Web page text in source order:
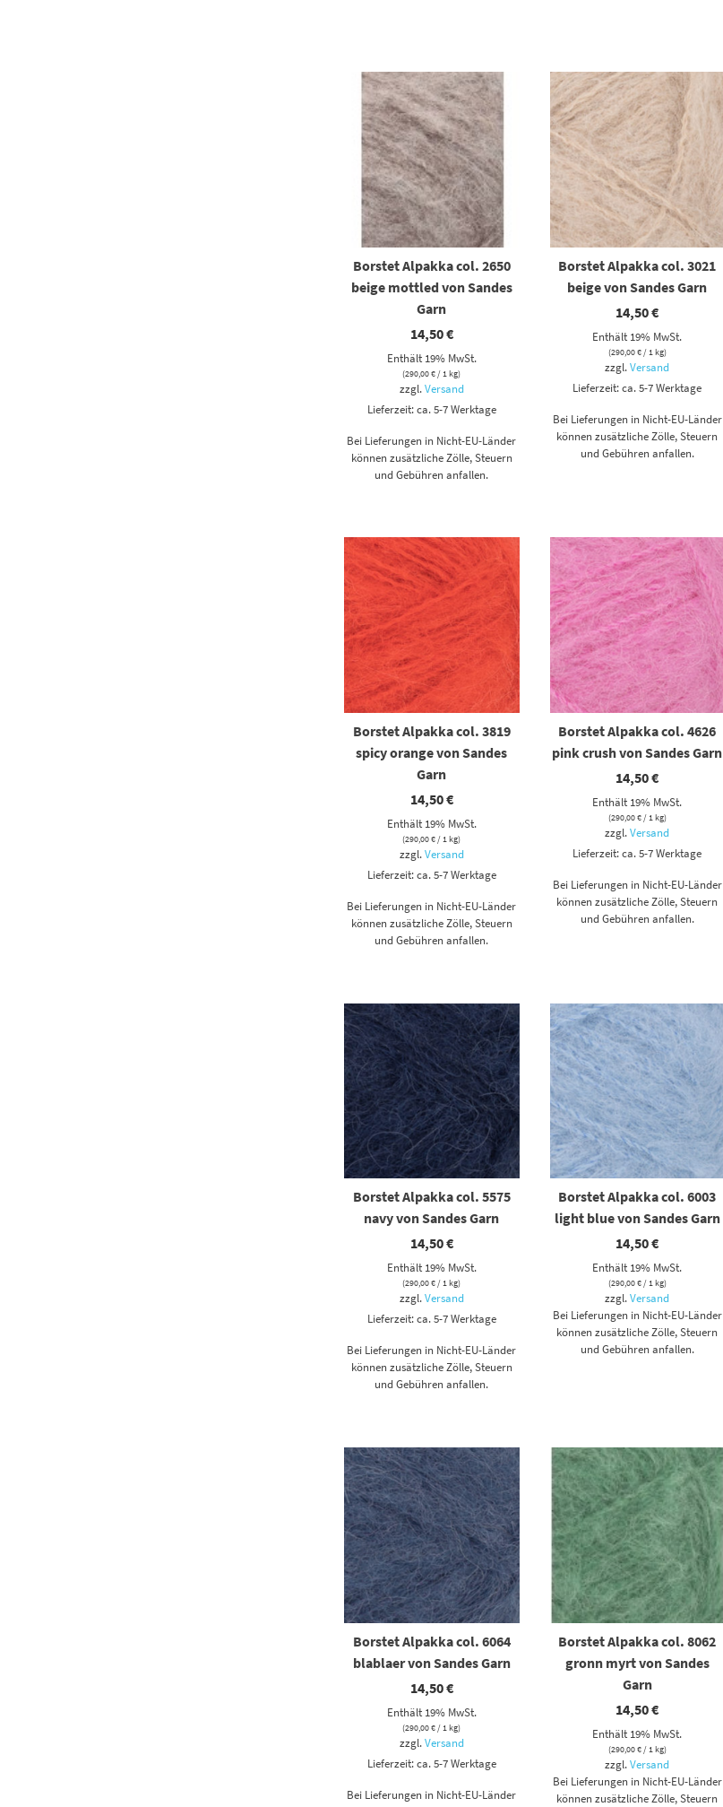
Borstet Alpakka col. 2650
beige mottled von Sandes
Garn
14,50€
Enthält 19% MwSt.
(290,00€ / 1 kg)
zzgl.Versand
Lieferzeit: ca. 5-7 Werktage
Bei Lieferungen in Nicht-EU-Länder
können zusätzliche Zölle, Steuern
und Gebühren anfallen.
Borstet Alpakka col. 3021
beige von Sandes Garn
14,50€
Enthält 19% MwSt.
(290,00€/ 1 kg)
zzgl.Versand
Lieferzeit: ca. 5-7 Werktage
Bei Lieferungen in Nicht-EU-Länder
können zusätzliche Zölle, Steuern
und Gebühren anfallen.
Borstet Alpakka col. 3819
spicy orange von Sandes
Garn
14,50€
Enthält 19% MwSt.
(290,00€/ 1 kg)
zzgl.Versand
Lieferzeit: ca. 5-7 Werktage
Bei Lieferungen in Nicht-EU-Länder
können zusätzliche Zölle, Steuern
und Gebühren anfallen.
Borstet Alpakka col. 4626
pink crush von Sandes Garn
14,50€
Enthält 19% MwSt.
(290,00€/ 1 kg)
zzgl.Versand
Lieferzeit: ca. 5-7 Werktage
Bei Lieferungen in Nicht-EU-Länder
können zusätzliche Zölle, Steuern
und Gebühren anfallen.
Borstet Alpakka col. 5575
navy von Sandes Garn
14,50€
Enthält 19% MwSt.
(290,00€/ 1 kg)
zzgl.Versand
Lieferzeit: ca. 5-7 Werktage
Bei Lieferungen in Nicht-EU-Länder
können zusätzliche Zölle, Steuern
und Gebühren anfallen.
Borstet Alpakka col. 6003
light blue von Sandes Garn
14,50€
Enthält 19% MwSt.
(290,00€/ 1 kg)
zzgl.Versand
Bei Lieferungen in Nicht-EU-Länder
können zusätzliche Zölle, Steuern
und Gebühren anfallen.
Borstet Alpakka col. 6064
blablaer von Sandes Garn
14,50€
Enthält 19% MwSt.
(290,00€/ 1 kg)
zzgl.Versand
Lieferzeit: ca. 5-7 Werktage
Bei Lieferungen in Nicht-EU-Länder
Borstet Alpakka col. 8062
gronn myrt von Sandes
Garn
14,50€
Enthält 19% MwSt.
(290,00€/ 1 kg)
zzgl.Versand
Bei Lieferungen in Nicht-EU-Länder
können zusätzliche Zölle, Steuern